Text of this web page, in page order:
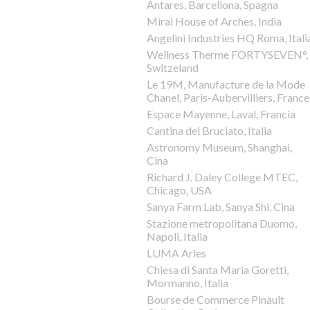
Antares, Barcellona, Spagna
Mirai House of Arches, India
Angelini Industries HQ Roma,
Wellness Therme FORTYSEVEN°,
Switzeland
Le 19M, Manufacture de la Mode
Chanel, Paris-Aubervilliers, France
Espace Mayenne, Laval, Francia
Cantina del Bruciato, Italia
Astronomy Museum, Shanghai,
Cina
Richard J. Daley College MTEC,
Chicago, USA
Sanya Farm Lab, Sanya Shi, Cina
Stazione metropolitana Duomo,
Napoli, Italia
LUMA Arles
Chiesa di Santa Maria Goretti,
Mormanno, Italia
Bourse de Commerce Pinault